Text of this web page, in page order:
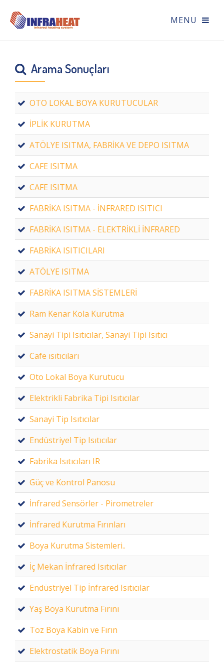
Arama Sonuçları
OTO LOKAL BOYA KURUTUCULAR
İPLİK KURUTMA
ATÖLYE ISITMA, FABRİKA VE DEPO ISITMA
CAFE ISITMA
CAFE ISITMA
FABRİKA ISITMA - İNFRARED ISITICI
FABRİKA ISITMA - ELEKTRİKLİ İNFRARED
FABRİKA ISITICILARI
ATÖLYE ISITMA
FABRİKA ISITMA SİSTEMLERİ
Ram Kenar Kola Kurutma
Sanayi Tipi Isıtıcılar, Sanayi Tipi Isıtıcı
Cafe ısıtıcıları
Oto Lokal Boya Kurutucu
Elektrikli Fabrika Tipi Isıtıcılar
Sanayi Tip Isıtıcılar
Endüstriyel Tip Isıtıcılar
Fabrika Isıtıcıları IR
Güç ve Kontrol Panosu
İnfrared Sensörler - Pirometreler
İnfrared Kurutma Fırınları
Boya Kurutma Sistemleri..
İç Mekan İnfrared Isıtıcılar
Endüstriyel Tip İnfrared Isıtıcılar
Yaş Boya Kurutma Fırını
Toz Boya Kabin ve Fırın
Elektrostatik Boya Fırını